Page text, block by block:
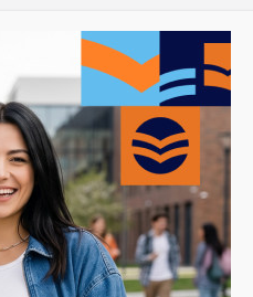
TOP STUDIA KALENDARZ